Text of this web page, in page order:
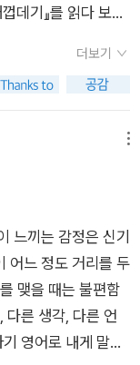
데기』를 읽다 보면
에게도 있었다. 소
하는 이들이나 다
없지만 그런 시절
술 전으로 돌아가기
의 제약, 쪼그라들
이었다. 오직 나만
수 없지만 주류가 아
어가려 애쓴다. 사
. 제대로 된 삶이라
나 지향하면 신기한
엽은 다르다. 그런
더보기
느끼는 감정은 신기
어느 정도 거리를 두
맺을 때는 불편함
다른 생각, 다른 언
영어로 내게 말을